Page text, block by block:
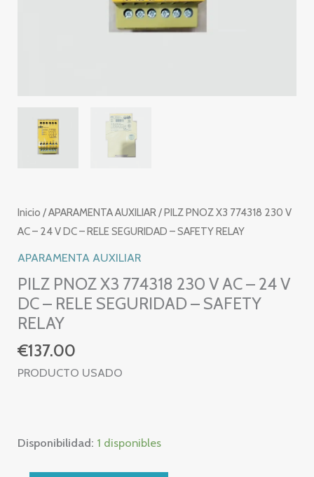
Inicio /APARAMENTA AUXILIAR/ PILZ PNOZ X3 774318 230 V
AC – 24 V DC – RELE SEGURIDAD – SAFETY RELAY
APARAMENTA AUXILIAR
PILZ PNOZ X3 774318 230 V AC – 24 V
DC – RELE SEGURIDAD – SAFETY
RELAY
€137.00
PRODUCTO USADO
Disponibilidad: 1 disponibles